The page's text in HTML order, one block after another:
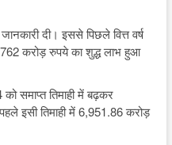
दी। इससे पिछले वित्त वर्ष
करोड़ रुपये का शुद्ध लाभ हुआ
समाप्त तिमाही में बढ़कर
इसी तिमाही में 6,951.86 करोड़